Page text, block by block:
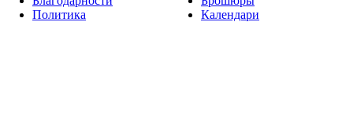
Политика
Календари